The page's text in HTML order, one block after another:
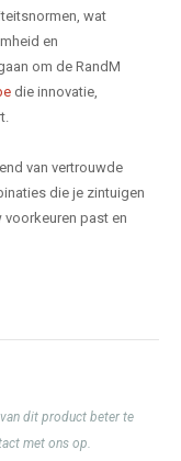
wat
en
om de RandM
die innovatie,
van vertrouwde
die je zintuigen
past en
dit product beter te
met ons op.